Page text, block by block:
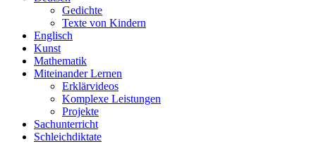
Gedichte
Texte von Kindern
Englisch
Kunst
Mathematik
Miteinander Lernen
Erklärvideos
Komplexe Leistungen
Projekte
Sachunterricht
Schleichdiktate